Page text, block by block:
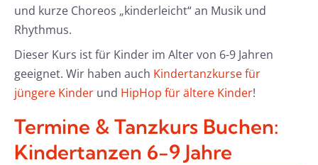
und kurze Choreos „kinderleicht“ an Musik und
Rhythmus.
Dieser Kurs ist für Kinder im Alter von 6-9 Jahren
geeignet. Wir haben auch Kindertanzkurse für
jüngere Kinder und HipHop für ältere Kinder!
Termine & Tanzkurs Buchen:
Kindertanzen 6-9 Jahre